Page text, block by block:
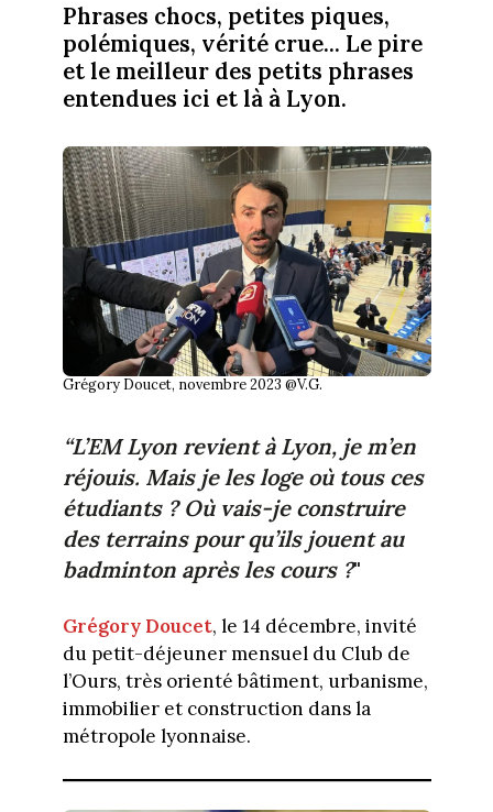
Phrases chocs, petites piques,
polémiques, vérité crue... Le pire
et le meilleur des petits phrases
entendues ici et là à Lyon.
Grégory Doucet, novembre 2023 @V.G.
“L’EM Lyon revient à Lyon, je m’en
réjouis. Mais je les loge où tous ces
étudiants ? Où vais-je construire
des terrains pour qu’ils jouent au
badminton après les cours ?"
Grégory Doucet, le 14 décembre, invité
du petit-déjeuner mensuel du Club de
l’Ours, très orienté bâtiment, urbanisme,
immobilier et construction dans la
métropole lyonnaise.